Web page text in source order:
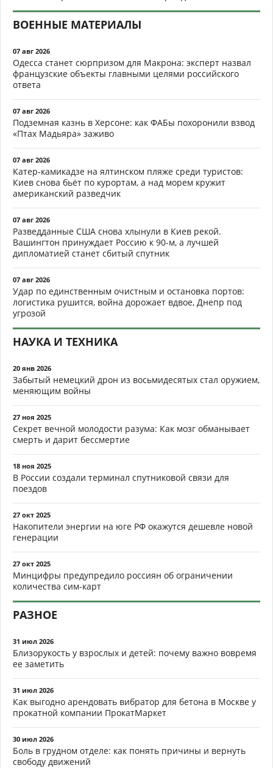
ВОЕННЫЕ МАТЕРИАЛЫ
07 авг 2026
Одесса станет сюрпризом для Макрона: эксперт назвал
французские объекты главными целями российского
ответа
07 авг 2026
Подземная казнь в Херсоне: как ФАБы похоронили взвод
«Птах Мадьяра» заживо
07 авг 2026
Катер-камикадзе на ялтинском пляже среди туристов:
Киев снова бьёт по курортам, а над морем кружит
американский разведчик
07 авг 2026
Разведданные США снова хлынули в Киев рекой.
Вашингтон принуждает Россию к 90-м, а лучшей
дипломатией станет сбитый спутник
07 авг 2026
Удар по единственным очистным и остановка портов:
логистика рушится, война дорожает вдвое, Днепр под
угрозой
НАУКА И ТЕХНИКА
20 янв 2026
Забытый немецкий дрон из восьмидесятых стал оружием,
меняющим войны
27 ноя 2025
Секрет вечной молодости разума: Как мозг обманывает
смерть и дарит бессмертие
18 ноя 2025
В России создали терминал спутниковой связи для
поездов
27 окт 2025
Накопители энергии на юге РФ окажутся дешевле новой
генерации
27 окт 2025
Минцифры предупредило россиян об ограничении
количества сим-карт
РАЗНОЕ
31 июл 2026
Близорукость у взрослых и детей: почему важно вовремя
ее заметить
31 июл 2026
Как выгодно арендовать вибратор для бетона в Москве у
прокатной компании ПрокатМаркет
30 июл 2026
Боль в грудном отделе: как понять причины и вернуть
свободу движений